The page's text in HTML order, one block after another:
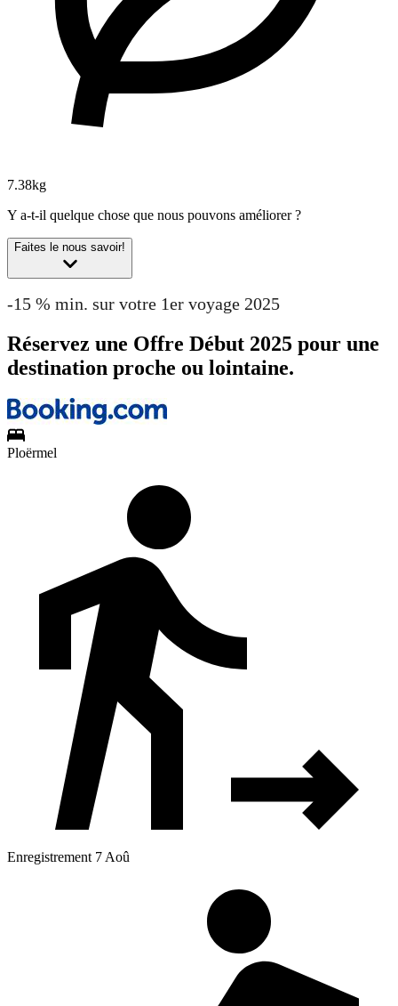
7.38kg
Y a-t-il quelque chose que nous pouvons améliorer ?
Faites le nous savoir!
-15 % min. sur votre 1er voyage 2025
Réservez une Offre Début 2025 pour une
destination proche ou lointaine.
Ploërmel
Enregistrement 7 Aoû